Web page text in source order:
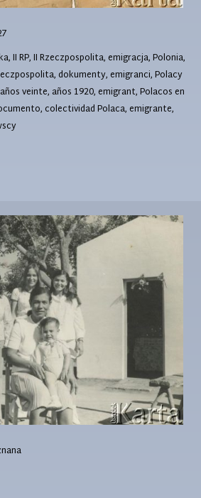
II RP, II Rzeczpospolita, emigracja, Polonia,
dokumenty, emigranci, Polacy
veinte, años 1920, emigrant, Polacos en
colectividad Polaca, emigrante,